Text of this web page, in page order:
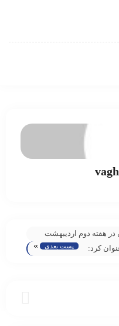
هفته دوم اردیبهشت
کرد:
پست بعدی »